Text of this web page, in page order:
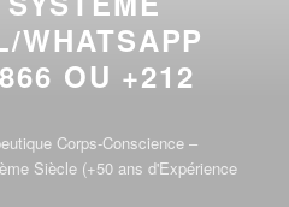
WHATSAPP
OU +212
Corps-Conscience –
Siècle (+50 ans d'Expérience